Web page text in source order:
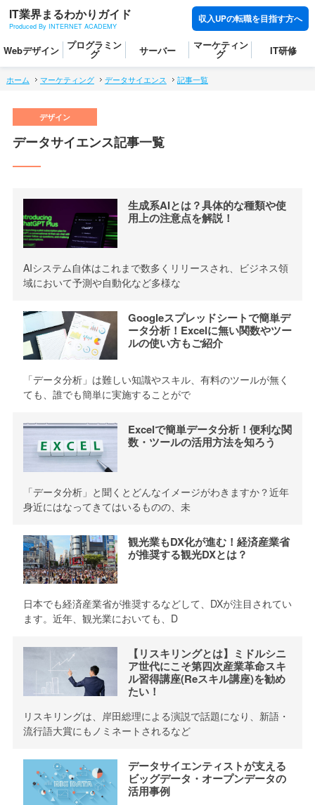
IT業界まるわかりガイド
Produced By INTERNET ACADEMY
収入UPの転職を目指す方へ
Webデザイン プログラミン
グ サーバー マーケティン
グ IT研修
ホーム マーケティング データサイエンス 記事一覧
データサイエンス記事一覧
生成系AIとは？具体的な種類や使
用上の注意点を解説！
AIシステム自体はこれまで数多くリリースされ、ビジネス領
域において予測や自動化など多様な
Googleスプレッドシートで簡単デ
ータ分析！Excelに無い関数やツー
ルの使い方もご紹介
「データ分析」は難しい知識やスキル、有料のツールが無く
ても、誰でも簡単に実施することがで
Excelで簡単データ分析！便利な関
数・ツールの活用方法を知ろう
「データ分析」と聞くとどんなイメージがわきますか？近年
身近にはなってきてはいるものの、未
観光業もDX化が進む！経済産業省
が推奨する観光DXとは？
日本でも経済産業省が推奨するなどして、DXが注目されてい
ます。近年、観光業においても、D
【リスキリングとは】ミドルシニ
ア世代にこそ第四次産業革命スキ
ル習得講座(Reスキル講座)を勧め
たい！
リスキリングは、岸田総理による演説で話題になり、新語・
流行語大賞にもノミネートされるなど
データサイエンティストが支える
ビッグデータ・オープンデータの
活用事例